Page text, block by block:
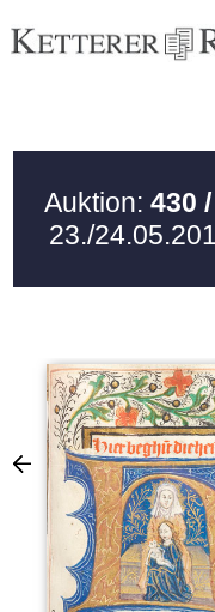
Auktion: 430
23./